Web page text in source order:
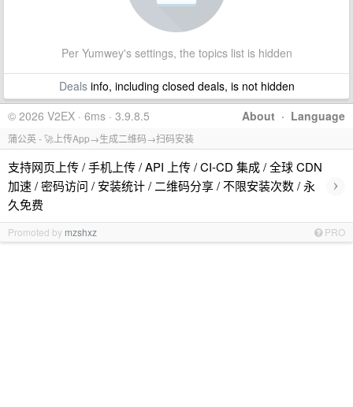
Per Yumwey's settings, the topics list is hidden
Dealsinfo, including closed deals, is not hidden
About · Language
© 2026 V2EX · 6ms · 3.9.8.5
蒲公英 - 🚀上传App→生成二维码→扫码安装
支持网页上传 / 手机上传 / API 上传 / CI-CD 集成 / 全球 CDN
加速 / 密码访问 / 安装统计 / 二维码分享 / 不限安装次数 / 永
久免费
›
Promoted by mzshxz PRO